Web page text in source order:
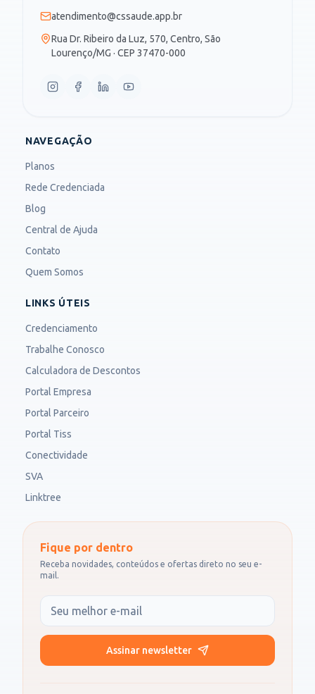
atendimento@cssaude.app.br
Rua Dr. Ribeiro da Luz, 570, Centro, São
Lourenço/MG · CEP 37470-000
NAVEGAÇÃO
Planos
Rede Credenciada
Blog
Central de Ajuda
Contato
Quem Somos
LINKS ÚTEIS
Credenciamento
Trabalhe Conosco
Calculadora de Descontos
Portal Empresa
Portal Parceiro
Portal Tiss
Conectividade
SVA
Linktree
Fique por dentro
Receba novidades, conteúdos e ofertas direto no seu e-
mail.
Seu e-mail
Assinar newsletter